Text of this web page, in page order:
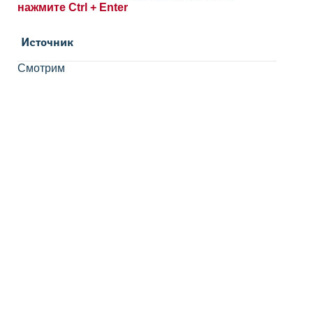
нажмите Ctrl + Enter
Источник
Смотрим